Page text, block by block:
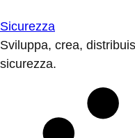
Sicurezza
Sviluppa, crea,
sicurezza.